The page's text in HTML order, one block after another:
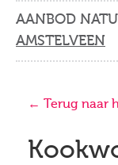
AANBOD
AMSTELVEEN
← Terug naar